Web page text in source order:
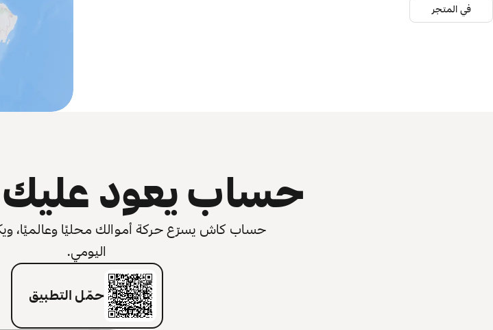
في المتجر
حساب يعود عليك
حساب كاش يسرّع حركة أموالك محليًا وعالميًا،
اليومي.
حمّل التطبيق